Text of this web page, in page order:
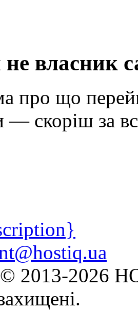
власник
про що
— скоріш за
2013-2026